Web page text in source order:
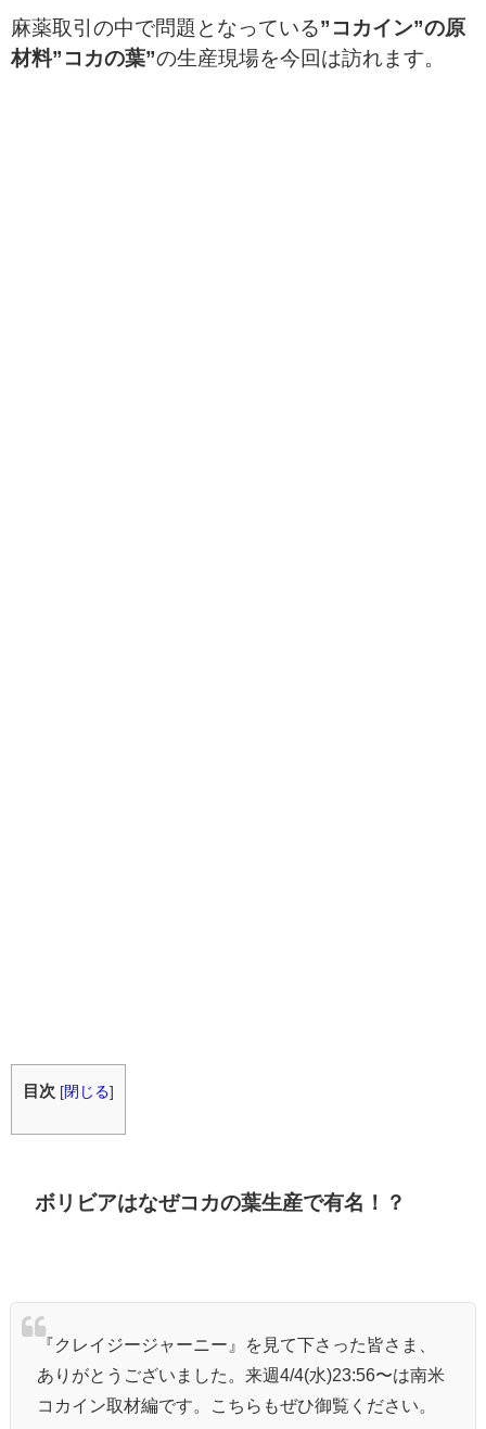
麻薬取引の中で問題となっている”コカイン”の原
材料”コカの葉”の生産現場を今回は訪れます。
目次 [閉じる]
ボリビアはなぜコカの葉生産で有名！？
『クレイジージャーニー』を見て下さった皆さま、
ありがとうございました。来週4/4(水)23:56〜は南米
コカイン取材編です。こちらもぜひ御覧ください。